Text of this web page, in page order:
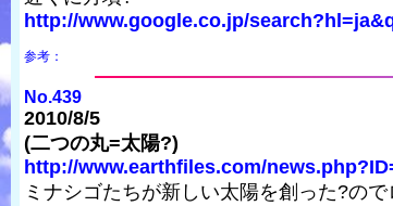
http://www.google.co.jp/
参考：
No.439
2010/8/5
(二つの丸=太陽?)
http://www.earthfiles.com/
ミナシゴたちが新しい太陽を創った?ので